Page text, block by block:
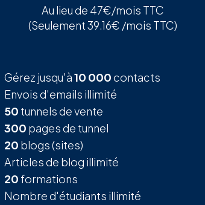
Au lieu de 47€/mois TTC
(Seulement 39.16€ /mois TTC)
Gérez jusqu'à10 000contacts
Envois d'emails illimité
50 tunnels de vente
300 pages de tunnel
20 blogs (sites)
Articles de blog illimité
20 formations
Nombre d'étudiants illimité